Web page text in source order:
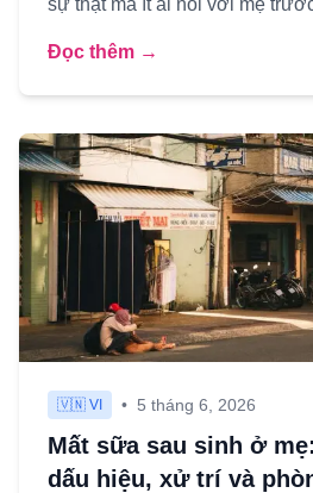
sự thật mà ít ai nói với mẹ
Đọc thêm →
🇻🇳 VI • 5 tháng 6, 2026
Mất sữa sau sinh ở
dấu hiệu, xử trí và